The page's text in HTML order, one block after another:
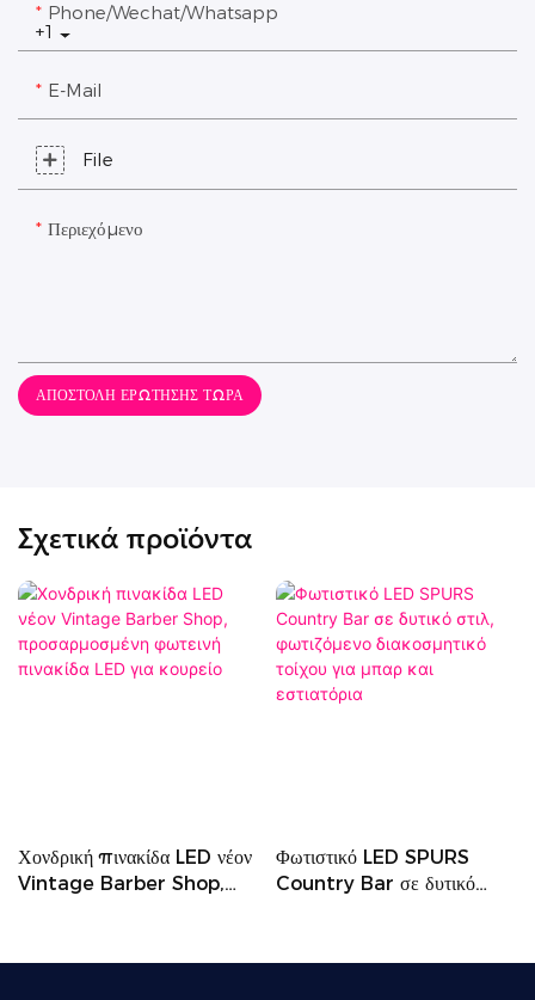
+1
Phone/Wechat/Whatsapp
E-Mail
File
Περιεχόμενο
ΑΠΟΣΤΟΛΉ ΕΡΏΤΗΣΗΣ ΤΏΡΑ
Σχετικά προϊόντα
Χονδρική πινακίδα LED νέον
Vintage Barber Shop,
Φωτιστικό LED SPURS
Country Bar σε δυτικό
και εστιατόρια